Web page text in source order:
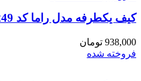
کیف یکطرفه مدل راما کد 3249
938,000 تومان
فروخته شده